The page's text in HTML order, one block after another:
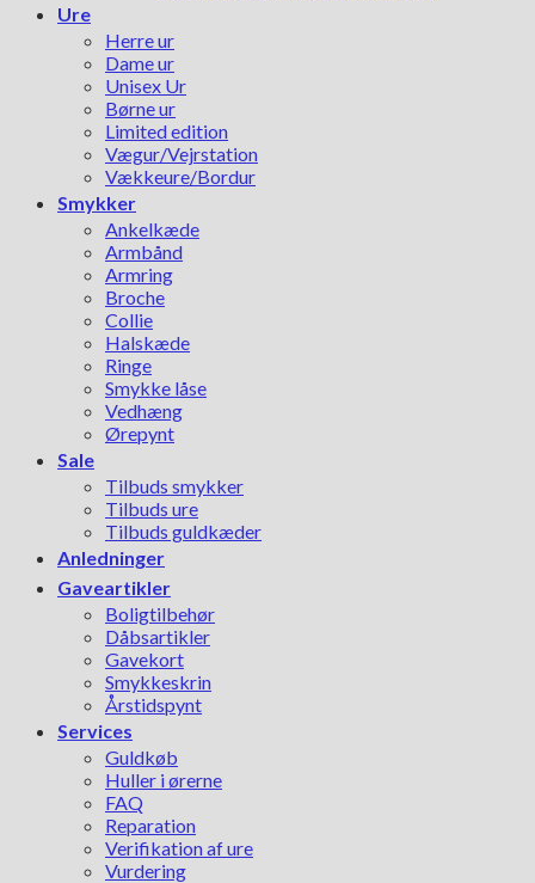
Ure
Herre ur
Dame ur
Unisex Ur
Børne ur
Limited edition
Vægur/Vejrstation
Vækkeure/Bordur
Smykker
Ankelkæde
Armbånd
Armring
Broche
Collie
Halskæde
Ringe
Smykke låse
Vedhæng
Ørepynt
Sale
Tilbuds smykker
Tilbuds ure
Tilbuds guldkæder
Anledninger
Gaveartikler
Boligtilbehør
Dåbsartikler
Gavekort
Smykkeskrin
Årstidspynt
Services
Guldkøb
Huller i ørerne
FAQ
Reparation
Verifikation af ure
Vurdering